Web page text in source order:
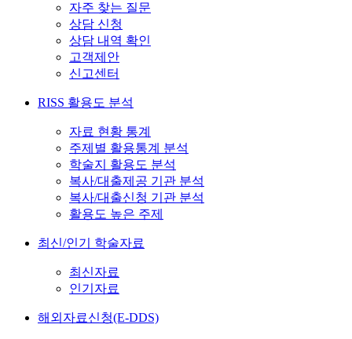
자주 찾는 질문
상담 신청
상담 내역 확인
고객제안
신고센터
RISS 활용도 분석
자료 현황 통계
주제별 활용통계 분석
학술지 활용도 분석
복사/대출제공 기관 분석
복사/대출신청 기관 분석
활용도 높은 주제
최신/인기 학술자료
최신자료
인기자료
해외자료신청(E-DDS)